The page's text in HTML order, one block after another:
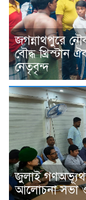
জগন্নাথপুরে
বৌদ্ধ
নেতৃবৃন্দ
জুলাই
আলোচনা সভা